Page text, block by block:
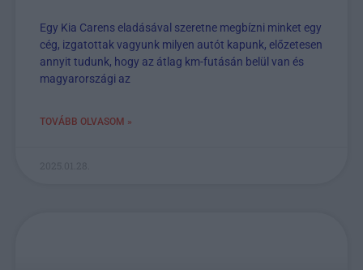
Egy Kia Carens eladásával szeretne megbízni minket egy
cég, izgatottak vagyunk milyen autót kapunk, előzetesen
annyit tudunk, hogy az átlag km-futásán belül van és
magyarországi az
TOVÁBB OLVASOM »